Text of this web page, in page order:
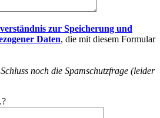
zur Speicherung und
Daten, die mit diesem Formular
noch die Spamschutzfrage (leider